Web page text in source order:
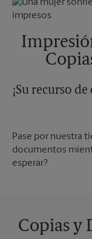
Martes
Viernes
Sábado
Lunes
Martes
¡Su recurso
Pase por nuestra
documentos
esperar?
Copias y